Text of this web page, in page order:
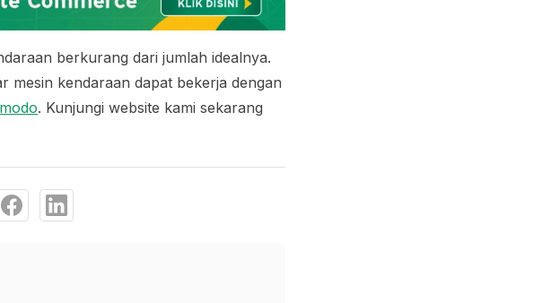
berkurang dari jumlah idealnya.
mesin kendaraan dapat bekerja dengan
. Kunjungi website kami sekarang